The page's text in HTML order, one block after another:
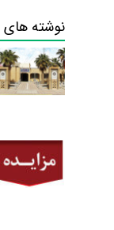
نوشته های